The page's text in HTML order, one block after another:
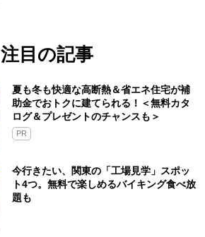
注目の記事
夏も冬も快適な高断熱＆省エネ住宅が補
助金でおトクに建てられる！＜無料カタ
ログ＆プレゼントのチャンスも＞
PR
今行きたい、関東の「工場見学」スポッ
ト4つ。無料で楽しめるバイキング食べ放
題も